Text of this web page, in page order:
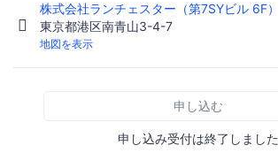
株式会社ランチェスター（第7SYビル 6F）
東京都港区南青山3-4-7
地図を表示
申し込む
申し込み受付は終了しました